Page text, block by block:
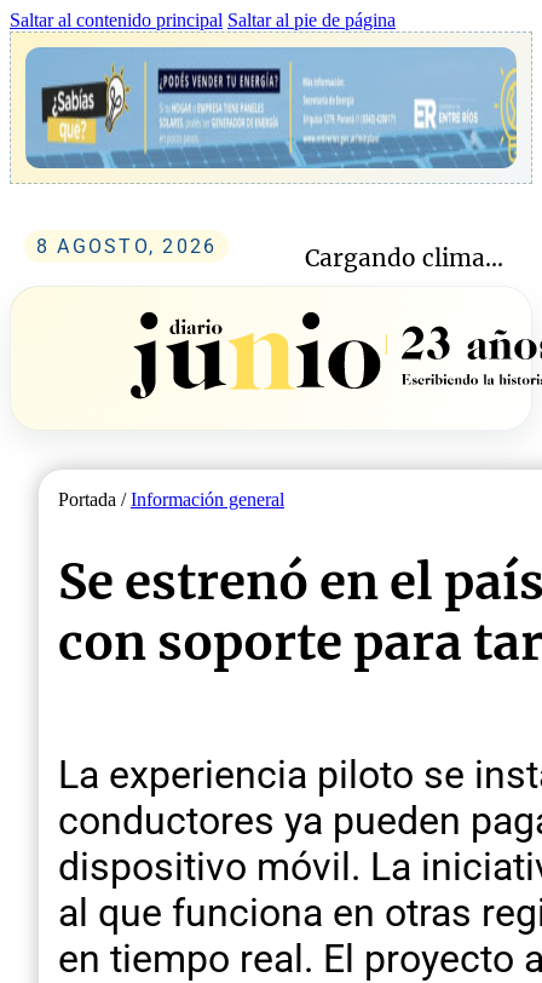
Saltar al contenido principal Saltar al pie de página
8 AGOSTO, 2026 Cargando clima...
Portada /Información general
Se estrenó en el
con soporte para
La experiencia piloto se
conductores ya pueden
dispositivo móvil. La
al que funciona en otras
en tiempo real. El proyecto